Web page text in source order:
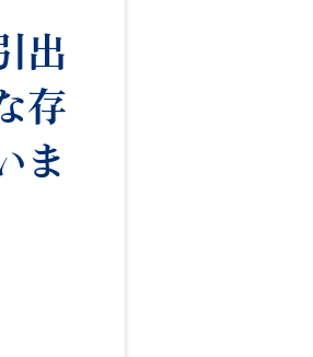
出
存
ま